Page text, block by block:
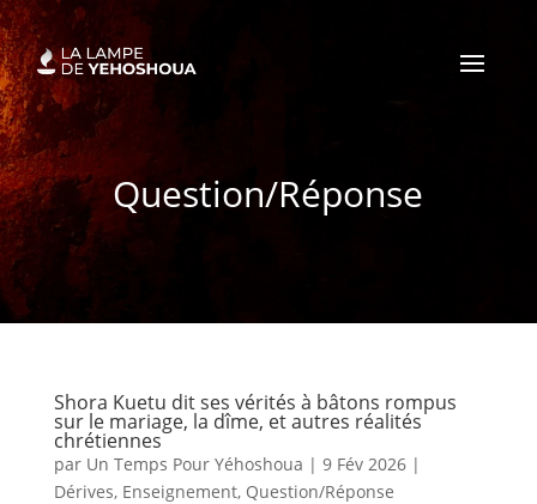
Question/Réponse
Shora Kuetu dit ses vérités à bâtons rompus
sur le mariage, la dîme, et autres réalités
chrétiennes
par Un Temps Pour Yéhoshoua | 9 Fév 2026|
Dérives, Enseignement, Question/Réponse